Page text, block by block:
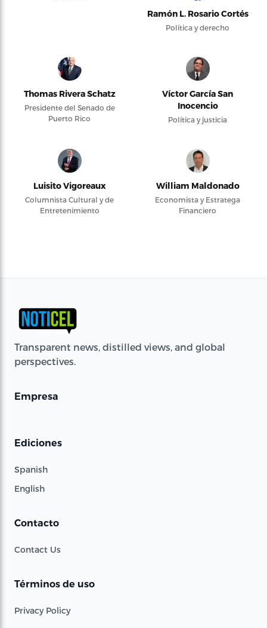
Ramón L. Rosario Cortés
Política y derecho
Thomas Rivera Schatz
Presidente del Senado de
Puerto Rico
Víctor García San
Inocencio
Política y justicia
Luisito Vigoreaux
Columnista Cultural y de
Entretenimiento
William Maldonado
Economista y Estratega
Financiero
Transparent news, distilled views, and global
perspectives.
Empresa
Ediciones
Spanish
English
Contacto
Contact Us
Términos de uso
Privacy Policy